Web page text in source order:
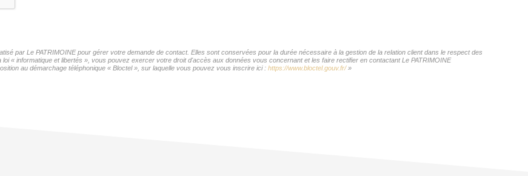
par Le PATRIMOINE pour gérer votre demande de contact. Elles sont conservées pour la durée nécessaire à la gestion de la relation client dans le respect des
« informatique et libertés », vous pouvez exercer votre droit d'accès aux données vous concernant et les faire rectifier en contactant Le PATRIMOINE
au démarchage téléphonique « Bloctel », sur laquelle vous pouvez vous inscrire ici : https://www.bloctel.gouv.fr/»